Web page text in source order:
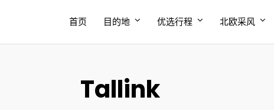
首页 目的地 优选行程 北欧采风
Tallink